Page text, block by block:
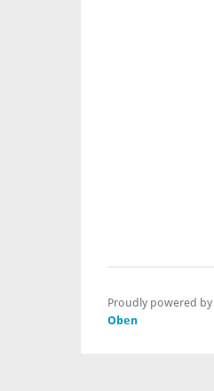
Proudly powered by
Oben